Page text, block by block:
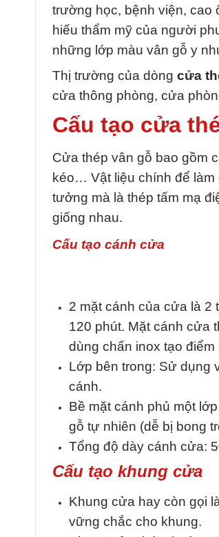
trường học, bệnh viện,
hiếu thẩm mỹ của người
những lớp màu vân gỗ y
Thị trường của dòng cửa
cửa thông phòng, cửa
Cấu tạo cửa
Cửa thép vân gỗ bao gồm
kéo… Vật liệu chính để làm
tưởng mà là thép tấm mạ
giống nhau.
Cấu tạo cánh cửa
2 mặt cánh của cửa là 2
120 phút. Mặt cánh cửa
dùng chấn inox tạo điểm
Lớp bên trong: Sử dụng
cánh.
Bề mặt cánh phủ một
gỗ tự nhiên (dễ bị bong
Tổng độ dày cánh cửa:
Cấu tạo khung cửa
Khung cửa hay còn gọi
vững chắc cho khung.